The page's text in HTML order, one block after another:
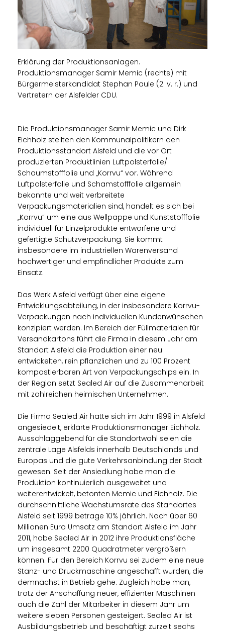
Erklärung der Produktionsanlagen.
Produktionsmanager Samir Memic (rechts) mit
Bürgermeisterkandidat Stephan Paule (2. v. r.) und
Vertretern der Alsfelder CDU.
Die Produktionsmanager Samir Memic und Dirk
Eichholz stellten den Kommunalpolitikern den
Produktionsstandort Alsfeld und die vor Ort
produzierten Produktlinien Luftpolsterfolie/
Schaumstofffolie und „Korrvu“ vor. Während
Luftpolsterfolie und Schamstofffolie allgemein
bekannte und weit verbreitete
Verpackungsmaterialien sind, handelt es sich bei
Korrvu“ um eine aus Wellpappe und Kunststofffolie
individuell für Einzelprodukte entworfene und
gefertigte Schutzverpackung. Sie kommt
insbesondere im industriellen Warenversand
hochwertiger und empfindlicher Produkte zum
Einsatz.
Das Werk Alsfeld verfügt über eine eigene
Entwicklungsabteilung, in der insbesondere Korrvu-
Verpackungen nach individuellen Kundenwünschen
konzipiert werden. Im Bereich der Füllmaterialen für
Versandkartons führt die Firma in diesem Jahr am
Standort Alsfeld die Produktion einer neu
entwickelten, rein pflanzlichen und zu 100 Prozent
kompostierbaren Art von Verpackungschips ein. In
der Region setzt Sealed Air auf die Zusammenarbeit
mit zahlreichen heimischen Unternehmen.
Die Firma Sealed Air hatte sich im Jahr 1999 in Alsfeld
angesiedelt, erklärte Produktionsmanager Eichholz.
Ausschlaggebend für die Standortwahl seien die
zentrale Lage Alsfelds innerhalb Deutschlands und
Europas und die gute Verkehrsanbindung der Stadt
gewesen. Seit der Ansiedlung habe man die
Produktion kontinuierlich ausgeweitet und
weiterentwickelt, betonten Memic und Eichholz. Die
durchschnittliche Wachstumsrate des Standortes
Alsfeld seit 1999 betrage 10% jährlich. Nach über 60
Millionen Euro Umsatz am Standort Alsfeld im Jahr
2011, habe Sealed Air in 2012 ihre Produktionsfläche
um insgesamt 2200 Quadratmeter vergrößern
können. Für den Bereich Korrvu sei zudem eine neue
Stanz- und Druckmaschine angeschafft wurden, die
demnächst in Betrieb gehe. Zugleich habe man,
trotz der Anschaffung neuer, effizienter Maschinen
auch die Zahl der Mitarbeiter in diesem Jahr um
weitere sieben Personen gesteigert. Sealed Air ist
Ausbildungsbetrieb und beschäftigt zurzeit sechs